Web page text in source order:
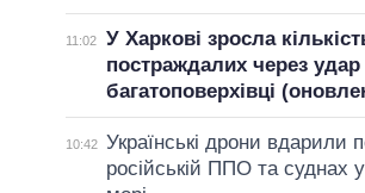
11:02
У Харкові зросла
постраждалих через
багатоповерхівці
10:42 Українські дрони вдарили
російській ППО та суднах